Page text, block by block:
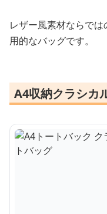
レザー風素材ならで
用的なバッグです。
A4収納クラシカ